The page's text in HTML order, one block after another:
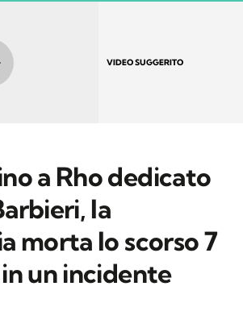
VIDEO SUGGERITO
a Rho dedicato
la
morta lo scorso 7
un incidente